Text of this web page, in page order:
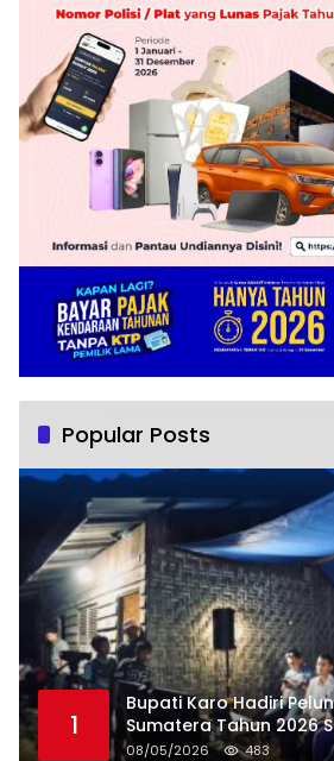
Popular Posts
1
Bupati Karo Hadiri
Sumatera Tahun 2026
08/05/2026 483